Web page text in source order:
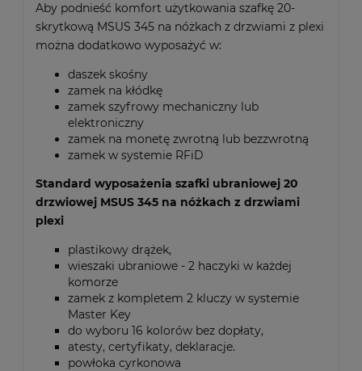
Aby podnieść komfort użytkowania szafkę 20-
skrytkową MSUS 345 na nóżkach z drzwiami z plexi
można dodatkowo wyposażyć w:
daszek skośny
zamek na kłódkę
zamek szyfrowy mechaniczny lub
elektroniczny
zamek na monetę zwrotną lub bezzwrotną
zamek w systemie RFiD
Standard wyposażenia szafki ubraniowej 20
drzwiowej MSUS 345 na nóżkach z drzwiami
plexi
plastikowy drążek,
wieszaki ubraniowe - 2 haczyki w każdej
komorze
zamek z kompletem 2 kluczy w systemie
Master Key
do wyboru 16 kolorów bez dopłaty,
atesty, certyfikaty, deklaracje.
powłoka cyrkonowa